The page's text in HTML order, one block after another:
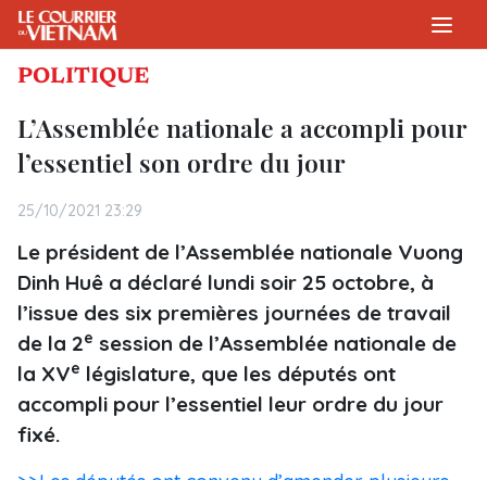
POLITIQUE
L’Assemblée nationale a accompli pour
l’essentiel son ordre du jour
25/10/2021 23:29
Le président de l’Assemblée nationale Vuong
Dinh Huê a déclaré lundi soir 25 octobre, à
l’issue des six premières journées de travail
de la 2e session de l’Assemblée nationale de
la XVe législature, que les députés ont
accompli pour l’essentiel leur ordre du jour
fixé.